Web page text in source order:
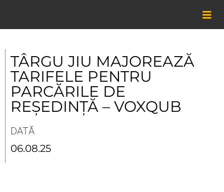
content
TÂRGU JIU MAJOREAZĂ
TARIFELE PENTRU
PARCĂRILE DE
REȘEDINȚĂ – VOXQUB
DATĂ
06.08.25